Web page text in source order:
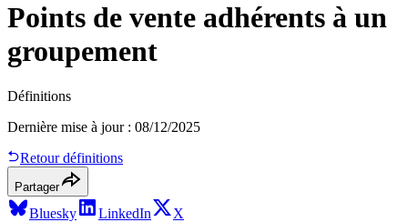
Points de vente adhérents à un
groupement
Définitions
Dernière mise à jour: 08/12/2025
Retour définitions
Partager
Bluesky LinkedIn X